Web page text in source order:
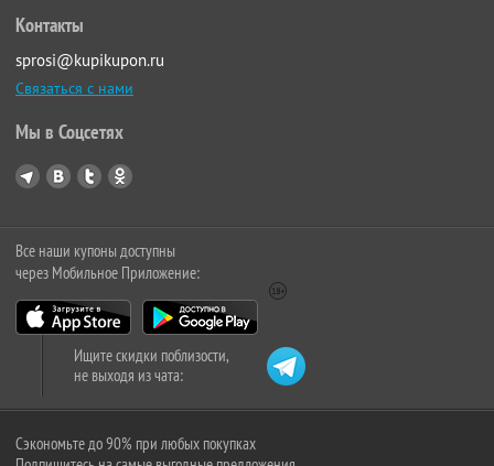
Контакты
sprosi@kupikupon.ru
Связаться с нами
Мы в Соцсетях
Все наши купоны доступны
через Мобильное Приложение:
Ищите скидки поблизости,
не выходя из чата:
Сэкономьте до 90% при любых покупках